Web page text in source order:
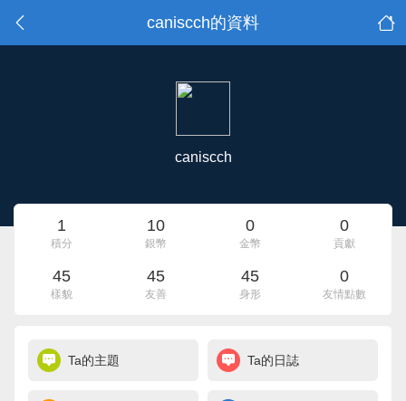
caniscch的資料
caniscch
1
積分
10
銀幣
0
金幣
0
貢獻
45
樣貌
45
友善
45
身形
0
友情點數
Ta的主題 Ta的日誌